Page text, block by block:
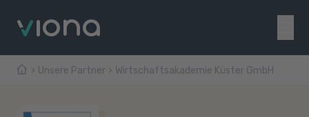
Unsere Partner Wirtschaftsakademie Küster GmbH